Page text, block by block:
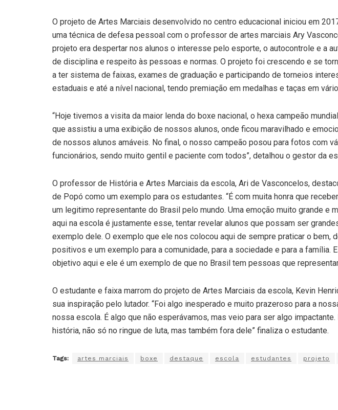
O projeto de Artes Marciais desenvolvido no centro educacional iniciou em
uma técnica de defesa pessoal com o professor de artes marciais Ary
projeto era despertar nos alunos o interesse pelo esporte, o autocontrole e a
de disciplina e respeito às pessoas e normas. O projeto foi crescendo e se
a ter sistema de faixas, exames de graduação e participando de torneios
estaduais e até a nível nacional, tendo premiação em medalhas e taças em
“Hoje tivemos a visita da maior lenda do boxe nacional, o hexa campeão
que assistiu a uma exibição de nossos alunos, onde ficou maravilhado e
de nossos alunos amáveis. No final, o nosso campeão posou para fotos com
funcionários, sendo muito gentil e paciente com todos”, detalhou o gestor da
O professor de História e Artes Marciais da escola, Ari de Vasconcelos,
de Popó como um exemplo para os estudantes. “É com muita honra que
um legitimo representante do Brasil pelo mundo. Uma emoção muito grande e
aqui na escola é justamente esse, tentar revelar alunos que possam ser
exemplo dele. O exemplo que ele nos colocou aqui de sempre praticar o bem,
positivos e um exemplo para a comunidade, para a sociedade e para a família.
objetivo aqui e ele é um exemplo de que no Brasil tem pessoas que
O estudante e faixa marrom do projeto de Artes Marciais da escola, Kevin
sua inspiração pelo lutador. “Foi algo inesperado e muito prazeroso para a
nossa escola. É algo que não esperávamos, mas veio para ser algo
história, não só no ringue de luta, mas também fora dele” finaliza o estudante.
Tags: artes marciais boxe destaque escola estudantes projeto